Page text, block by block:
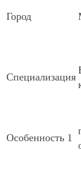
Город
Специализация
Особенность 1